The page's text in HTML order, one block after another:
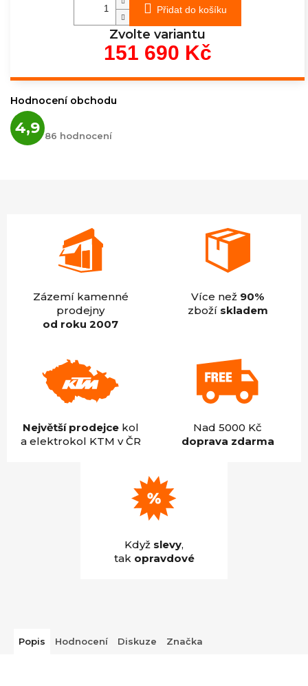
Přidat do košíku
Zvolte variantu
151 690 KčMěrná
Hodnocení obchodu
4,9 hodnocení
obchodu
86 hodnocení
Zázemí kamenné
prodejny
od roku 2007
Více než 90%
zboží skladem
Největší prodejcekol
a elektrokol KTM v ČR
Nad 5000 Kč
doprava zdarma
Když slevy,
tak opravdové
Popis Hodnocení Diskuze Značka